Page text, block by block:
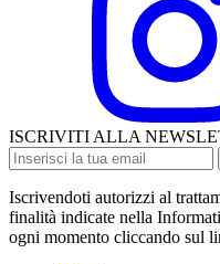
ISCRIVITI ALLA
Iscrivendoti autorizzi al
finalità indicate nella
ogni momento cliccando sul